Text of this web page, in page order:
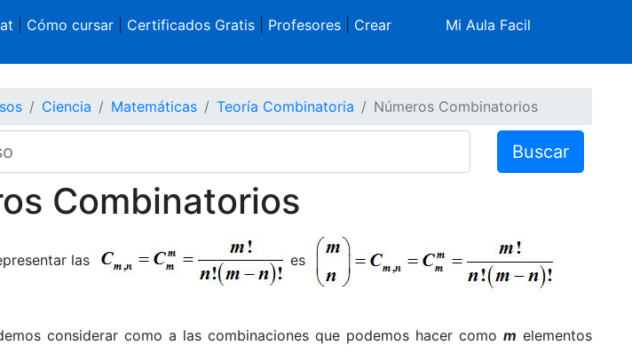
Cómo cursar| Certificados Gratis| Profesores| Crear
Mi Aula Facil
Ciencia Matemáticas Teoría Combinatoria Números Combinatorios
Buscar
Combinatorios
las es
considerar como a las combinaciones que podemos hacer como m elementos